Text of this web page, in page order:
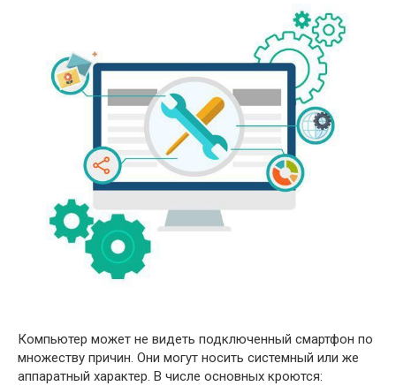
Компьютер может не видеть подключенный смартфон по
множеству причин. Они могут носить системный или же
аппаратный характер. В числе основных кроются: